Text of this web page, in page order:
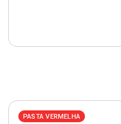
PASTA VERMELHA